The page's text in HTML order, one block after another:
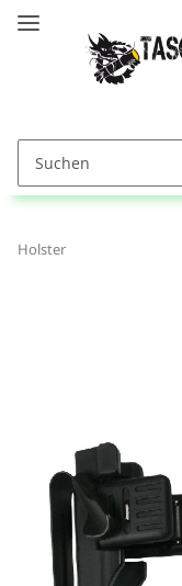
Holster